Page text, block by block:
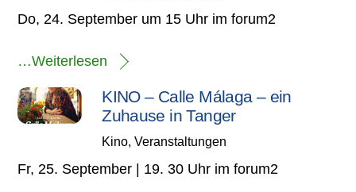
Do, 24. September um 15 Uhr im forum2
…Weiterlesen
KINO – Calle Málaga – ein
Zuhause in Tanger
Kino,Veranstaltungen
Fr, 25. September | 19. 30 Uhr im forum2